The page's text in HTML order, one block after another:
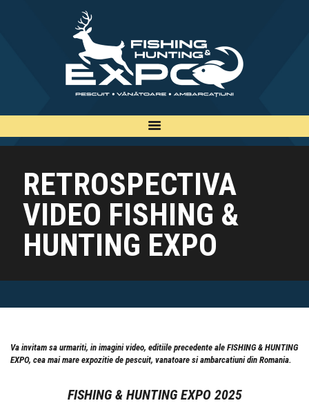
RETROSPECTIVA
VIDEO FISHING &
HUNTING EXPO
INFO
PLAN
EXPOZANTI
EDITII
CONTACT
EN
Va invitam sa urmariti, in imagini video, editiile precedente ale FISHING & HUNTING
EXPO, cea mai mare expozitie de pescuit, vanatoare si ambarcatiuni din Romania.
FISHING & HUNTING EXPO 2025